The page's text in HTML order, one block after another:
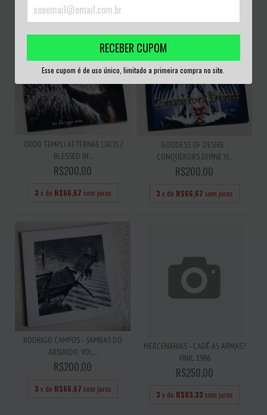
RECEBER CUPOM
Esse cupom é de uso único, limitado a primeira compra no site.
ORDO TEMPLI AETERNAE LUCIS /
BLESSED IN...
R$200,00
3 x de R$66,67 sem juros
GODDESS OF DESIRE -
CONQUERORS DIVINE VI...
R$200,00
3 x de R$66,67 sem juros
RODRIGO CAMPOS - SAMBAS DO
ABSURDO, VOL....
R$200,00
3 x de R$66,67 sem juros
MERCENÁRIAS - CADÊ AS ARMAS?
VINIL 1986
R$250,00
3 x de R$83,33 sem juros